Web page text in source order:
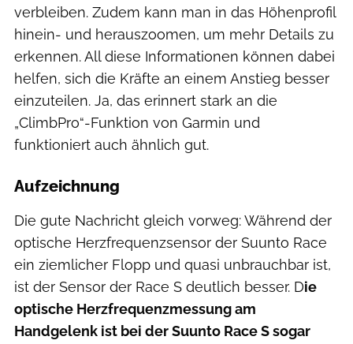
verbleiben. Zudem kann man in das Höhenprofil
hinein- und herauszoomen, um mehr Details zu
erkennen. All diese Informationen können dabei
helfen, sich die Kräfte an einem Anstieg besser
einzuteilen. Ja, das erinnert stark an die
„ClimbPro“-Funktion von Garmin und
funktioniert auch ähnlich gut.
Aufzeichnung
Die gute Nachricht gleich vorweg: Während der
optische Herzfrequenzsensor der Suunto Race
ein ziemlicher Flopp und quasi unbrauchbar ist,
ist der Sensor der Race S deutlich besser. Die
optische Herzfrequenzmessung am
Handgelenk ist bei der Suunto Race S sogar